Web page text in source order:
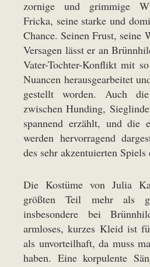
zornige und grimmige
Fricka, seine starke und
Chance. Seinen Frust, seine
Versagen lässt er an
Vater-Tochter-Konflikt mit
Nuancen herausgearbeitet
gestellt worden. Auch die
zwischen Hunding,
spannend erzählt, und die
werden hervorragend
des sehr akzentuierten
Die Kostüme von Julia
größten Teil mehr als
insbesondere bei
armloses, kurzes Kleid ist
als unvorteilhaft, da muss
haben. Eine korpulente